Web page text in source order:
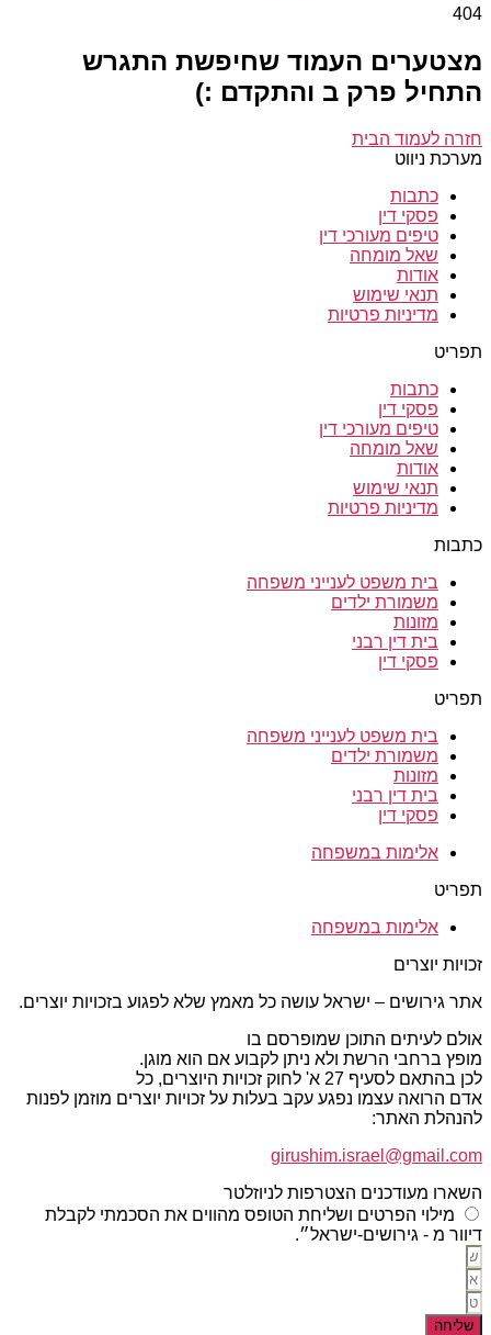
404
מצטערים העמוד שחיפשת התגרש
התחיל פרק ב והתקדם :)
חזרה לעמוד הבית
מערכת ניווט
כתבות
פסקי דין
טיפים מעורכי דין
שאל מומחה
אודות
תנאי שימוש
מדיניות פרטיות
תפריט
כתבות
פסקי דין
טיפים מעורכי דין
שאל מומחה
אודות
תנאי שימוש
מדיניות פרטיות
כתבות
בית משפט לענייני משפחה
משמורת ילדים
מזונות
בית דין רבני
פסקי דין
תפריט
בית משפט לענייני משפחה
משמורת ילדים
מזונות
בית דין רבני
פסקי דין
אלימות במשפחה
תפריט
אלימות במשפחה
זכויות יוצרים
אתר גירושים – ישראל עושה כל מאמץ שלא לפגוע בזכויות יוצרים.
אולם לעיתים התוכן שמופרסם בו
מופץ ברחבי הרשת ולא ניתן לקבוע אם הוא מוגן.
לכן בהתאם לסעיף 27 א' לחוק זכויות היוצרים, כל
אדם הרואה עצמו נפגע עקב בעלות על זכויות יוצרים מוזמן לפנות
להנהלת האתר:
girushim.israel@gmail.com
השארו מעודכנים הצטרפות לניוזלטר
מילוי הפרטים ושליחת הטופס מהווים את הסכמתי לקבלת
דיוור מ - גירושים-ישראל״.
שליחה